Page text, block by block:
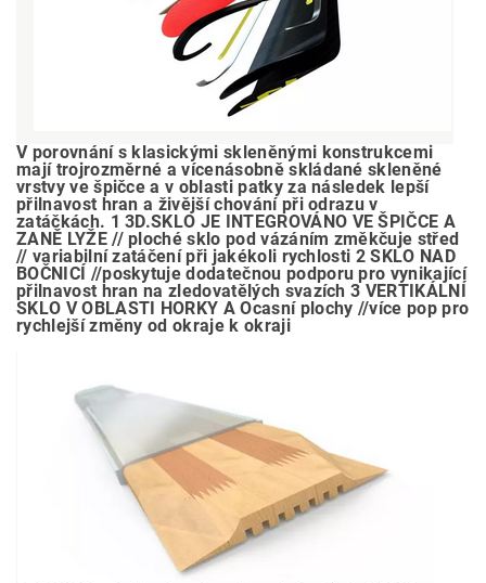
V porovnání s klasickými skleněnými konstrukcemi
mají trojrozměrné a vícenásobně skládané skleněné
vrstvy ve špičce a v oblasti patky za následek lepší
přilnavost hran a živější chování při odrazu v
zatáčkách. 1 3D.SKLO JE INTEGROVÁNO VE ŠPIČCE A
ZANĚ LYŽE // ploché sklo pod vázáním změkčuje střed
// variabilní zatáčení při jakékoli rychlosti 2 SKLO NAD
BOČNICÍ //poskytuje dodatečnou podporu pro vynikající
přilnavost hran na zledovatělých svazích 3 VERTIKÁLNÍ
SKLO V OBLASTI HORKY A Ocasní plochy //více pop pro
rychlejší změny od okraje k okraji